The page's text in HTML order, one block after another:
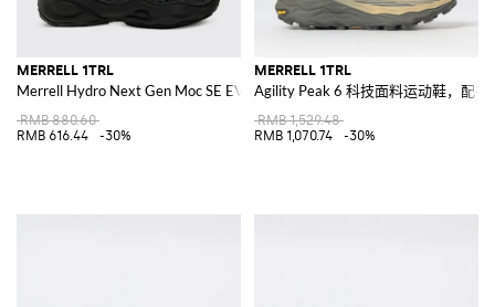
MERRELL 1TRL
Merrell Hydro Next Gen Moc SE EVA 橡胶凉鞋
RMB 880.60
RMB 616.44
-30%
MERRELL 1TRL
Agility Peak 6 科技面料运动鞋，配
RMB 1,529.48
RMB 1,070.74
-30%